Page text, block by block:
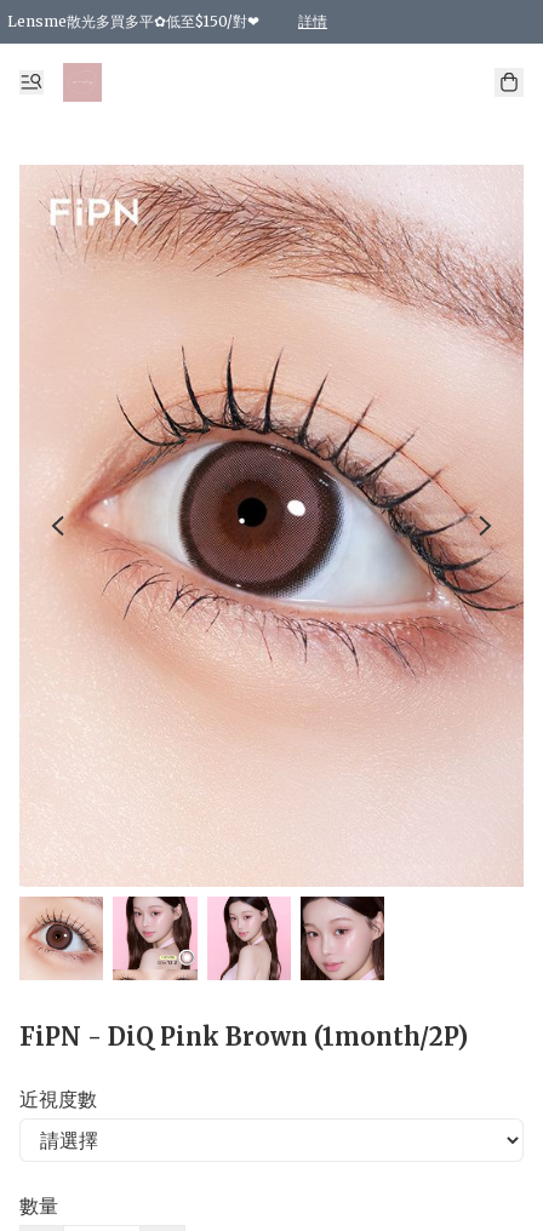
Lensme散光多買多平✿低至$150/對❤ 詳情
台灣Karacon⁩✧日拋 特價清貨❁⃘
日本韓國多款日/月拋現貨☼ 特價❤︎數量有限 售完即止
🇰🇷韓國多款月拋現貨 特價兩對$99✿數量有限 售完即止♫
精選商品，任選買2件或以上9 折；買4件或以上85 折；買6件或以上8 折
精選商品，任選買2件HKD 140.00；買4件HKD 260.00
精選商品，任選買2件HKD 190.00；買4件HKD 360.00
精選商品，任選買2件HKD 110.00；買4件HKD 180.00
精選商品，任選買2件HKD 170.00；買4件HKD 320.00
精選商品，任選買2件或以上減HKD 148.00
精選商品，任選買2件或以上減HKD 148.00
精選商品，任選買2件或以上95 折；買4件或以上9 折；買6件或以上85 折；買8件
精選商品，任選買12件或以上87 折
精選商品，任選買2件或以上減HKD 16.00；買4件或以上減HKD 32.00；買6
精選商品，任選買2件或以上95 折；買4件或以上9 折；買8件或以上85 折；買12
購物滿 HKD 800.00即享免運費優惠！（適用於 特定的送貨方式 )
FiPN - DiQ Pink Brown (1month/2P)
近視度數
數量